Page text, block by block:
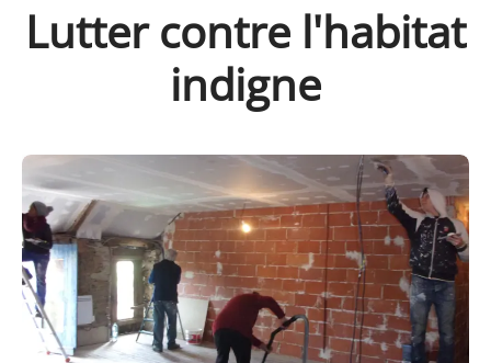
Lutter contre l'habitat
indigne